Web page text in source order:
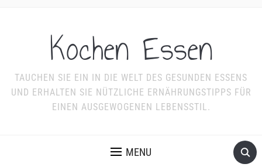
Kochen Essen
TAUCHEN SIE EIN IN DIE WELT DES GESUNDEN ESSENS
UND ERHALTEN SIE NÜTZLICHE ERNÄHRUNGSTIPPS FÜR
EINEN AUSGEWOGENEN LEBENSSTIL.
MENU